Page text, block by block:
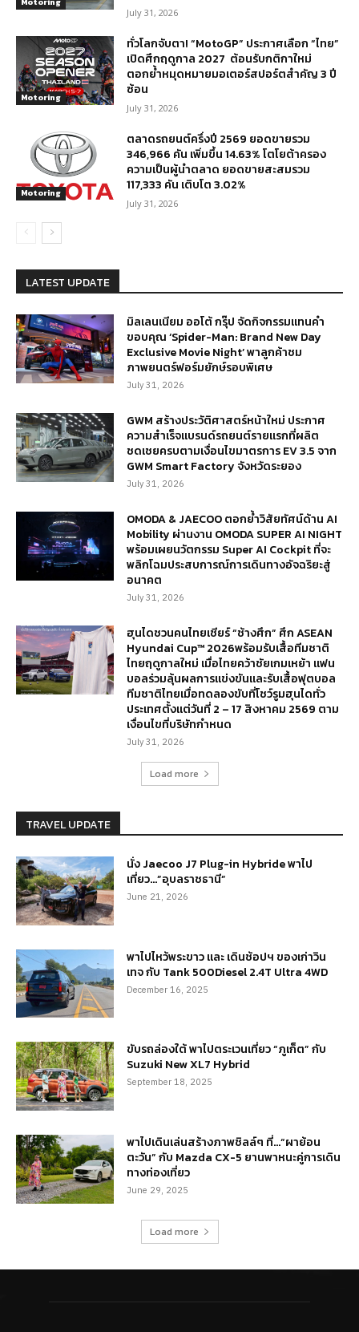
July 31, 2026
Motoring
ทั่วโลกจับตา! “MotoGP” ประกาศเลือก “ไทย”
เปิดศึกฤดูกาล 2027 ต้อนรับกติกาใหม่
ตอกย้ำหมุดหมายมอเตอร์สปอร์ตสำคัญ 3 ปี
ซ้อน
July 31, 2026
Motoring
ตลาดรถยนต์ครึ่งปี 2569 ยอดขายรวม
346,966 คัน เพิ่มขึ้น 14.63% โตโยต้าครอง
ความเป็นผู้นำตลาด ยอดขายสะสมรวม
117,333 คัน เติบโต 3.02%
July 31, 2026
LATEST UPDATE
มิลเลนเนียม ออโต้ กรุ๊ป จัดกิจกรรมแทนคำ
ขอบคุณ ‘Spider-Man: Brand New Day
Exclusive Movie Night’ พาลูกค้าชม
ภาพยนตร์ฟอร์มยักษ์รอบพิเศษ
July 31, 2026
GWM สร้างประวัติศาสตร์หน้าใหม่ ประกาศ
ความสำเร็จแบรนด์รถยนต์รายแรกที่ผลิต
ชดเชยครบตามเงื่อนไขมาตรการ EV 3.5 จาก
GWM Smart Factory จังหวัดระยอง
July 31, 2026
OMODA & JAECOO ตอกย้ำวิสัยทัศน์ด้าน AI
Mobility ผ่านงาน OMODA SUPER AI NIGHT
พร้อมเผยนวัตกรรม Super AI Cockpit ที่จะ
พลิกโฉมประสบการณ์การเดินทางอัจฉริยะสู่
อนาคต
July 31, 2026
ฮุนไดชวนคนไทยเชียร์ “ช้างศึก” ศึก ASEAN
Hyundai Cup™ 2026พร้อมรับเสื้อทีมชาติ
ไทยฤดูกาลใหม่ เมื่อไทยคว้าชัยเกมเหย้า แฟน
บอลร่วมลุ้นผลการแข่งขันและรับเสื้อฟุตบอล
ทีมชาติไทยเมื่อทดลองขับที่โชว์รูมฮุนไดทั่ว
ประเทศตั้งแต่วันที่ 2 – 17 สิงหาคม 2569 ตาม
เงื่อนไขที่บริษัทกำหนด
July 31, 2026
Load more
TRAVEL UPDATE
นั่ง Jaecoo J7 Plug-in Hybride พาไป
เที่ยว…”อุบลราชธานี”
June 21, 2026
พาไปไหว้พระขาว และ เดินช้อปฯ ของเก่าวิน
เทจ กับ Tank 500Diesel 2.4T Ultra 4WD
December 16, 2025
ขับรถล่องใต้ พาไปตระเวนเที่ยว “ภูเก็ต” กับ
Suzuki New XL7 Hybrid
September 18, 2025
พาไปเดินเล่นสร้างภาพชิลล์ๆ ที่…“ผาย้อน
ตะวัน” กับ Mazda CX-5 ยานพาหนะคู่การเดิน
ทางท่องเที่ยว
June 29, 2025
Load more